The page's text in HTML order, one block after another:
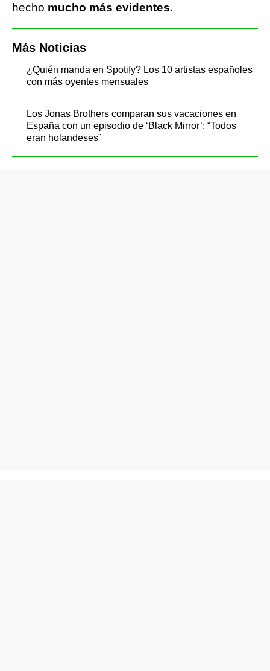
hecho mucho más evidentes.
Más Noticias
¿Quién manda en Spotify? Los 10 artistas españoles
con más oyentes mensuales
Los Jonas Brothers comparan sus vacaciones en
España con un episodio de ‘Black Mirror’: “Todos
eran holandeses”